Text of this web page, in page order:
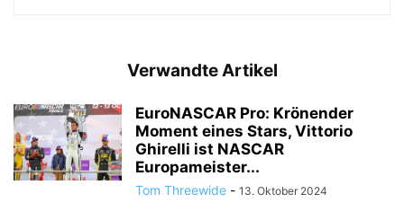
Verwandte Artikel
EuroNASCAR Pro: Krönender
Moment eines Stars, Vittorio
Ghirelli ist NASCAR
Europameister...
Tom Threewide - 13. Oktober 2024